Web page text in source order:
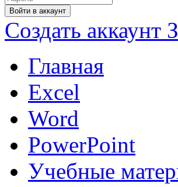
Войти в аккаунт
Создать аккаунт
Главная
Excel
Word
PowerPoint
Учебные